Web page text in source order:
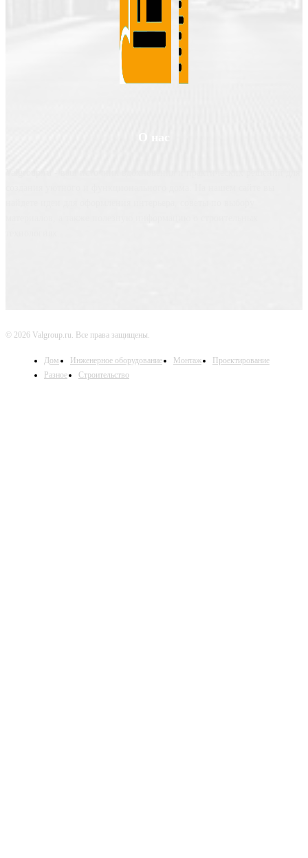
© 2026 Valgroup.ru. Все права защищены.
Дом Инженерное оборудование Монтаж
Проектирование
Разное
Строительство